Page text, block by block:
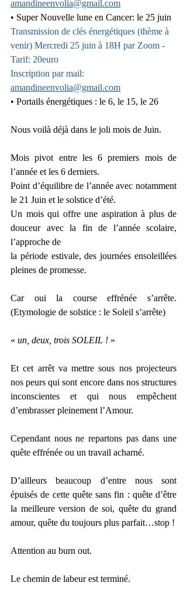
amandineenvolia@gmail.com
• Super Nouvelle lune en Cancer: le 25 juin
Transmission de clés énergétiques (thème à
venir) Mercredi 25 juin à 18H par Zoom -
Tarif: 20euro
Inscription par mail:
amandineenvolia@gmail.com
• Portails énergétiques : le 6, le 15, le 26
Nous voilà déjà dans le joli mois de Juin.
Mois pivot entre les 6 premiers mois de
l’année et les 6 derniers.
Point d’équilibre de l’année avec notamment
le 21 Juin et le solstice d’été.
Un mois qui offre une aspiration à plus de
douceur avec la fin de l’année scolaire,
l’approche de
la période estivale, des journées ensoleillées
pleines de promesse.
Car oui la course effrénée s’arrête.
(Etymologie de solstice : le Soleil s’arrête)
« un, deux, trois SOLEIL ! »
Et cet arrêt va mettre sous nos projecteurs
nos peurs qui sont encore dans nos structures
inconscientes et qui nous empêchent
d’embrasser pleinement l’Amour.
Cependant nous ne repartons pas dans une
quête effrénée ou un travail acharné.
D’ailleurs beaucoup d’entre nous sont
épuisés de cette quête sans fin : quête d’être
la meilleure version de soi, quête du grand
amour, quête du toujours plus parfait…stop !
Attention au burn out.
Le chemin de labeur est terminé.